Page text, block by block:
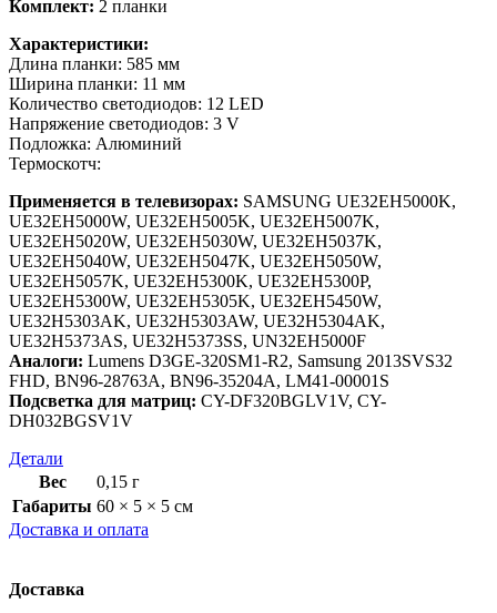
Комплект: 2 планки
Характеристики:
Длина планки: 585 мм
Ширина планки: 11 мм
Количество светодиодов: 12 LED
Напряжение светодиодов: 3 V
Подложка: Алюминий
Термоскотч:
Применяется в телевизорах: SAMSUNG UE32EH5000K,
UE32EH5000W, UE32EH5005K, UE32EH5007K,
UE32EH5020W, UE32EH5030W, UE32EH5037K,
UE32EH5040W, UE32EH5047K, UE32EH5050W,
UE32EH5057K, UE32EH5300K, UE32EH5300P,
UE32EH5300W, UE32EH5305K, UE32EH5450W,
UE32H5303AK, UE32H5303AW, UE32H5304AK,
UE32H5373AS, UE32H5373SS, UN32EH5000F
Аналоги: Lumens D3GE-320SM1-R2, Samsung 2013SVS32
FHD, BN96-28763A, BN96-35204A, LM41-00001S
Подсветка для матриц: CY-DF320BGLV1V, CY-
DH032BGSV1V
Детали
Вес
0,15 г
Габариты 60 × 5 × 5 см
Доставка и оплата
Доставка